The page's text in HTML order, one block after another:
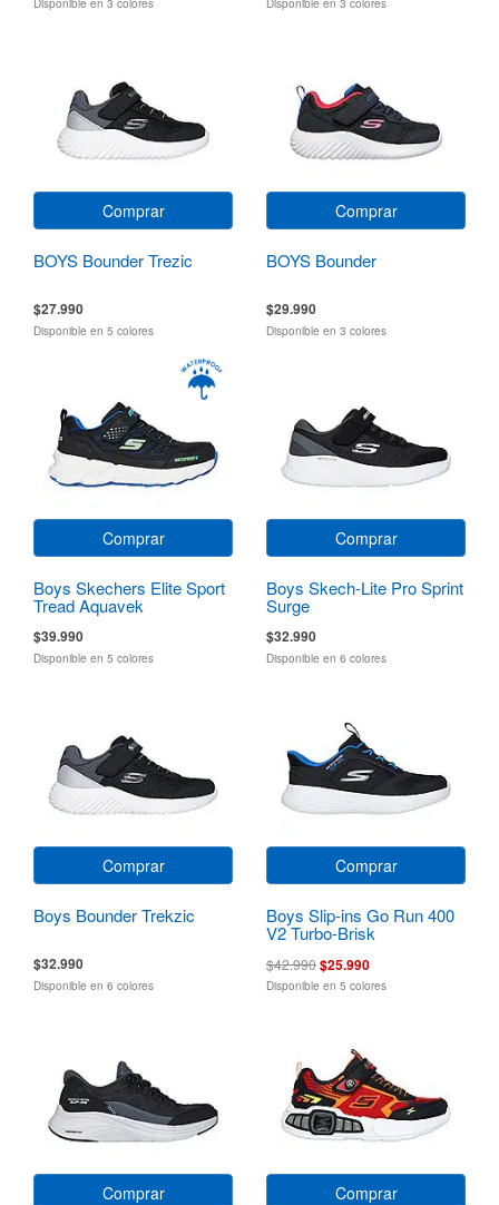
Disponible en 3 colores Disponible en 3 colores
Comprar
BOYS Bounder Trezic
$27.990
Disponible en 5 colores
Comprar
BOYS Bounder
$29.990
Disponible en 3 colores
Comprar
Boys Skechers Elite Sport
Tread Aquavek
$39.990
Disponible en 5 colores
Comprar
Boys Skech-Lite Pro Sprint
Surge
$32.990
Disponible en 6 colores
Comprar
Boys Bounder Trekzic
$32.990
Disponible en 6 colores
Comprar
Boys Slip-ins Go Run 400
V2 Turbo-Brisk
$42.990$25.990
Disponible en 5 colores
Comprar Comprar